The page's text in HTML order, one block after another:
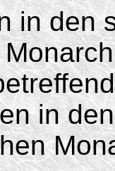
in den
in